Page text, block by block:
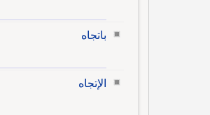
باتجاه
الإتجاه